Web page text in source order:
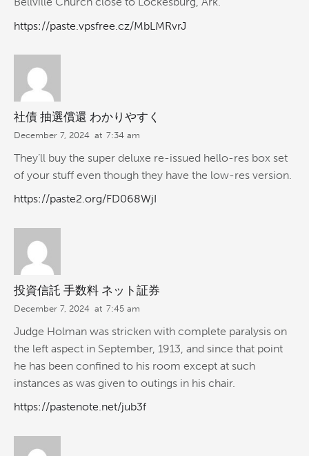
https://paste.vpsfree.cz/MbLMRvrJ
社債 抽選償還 わかりやすく
December 7, 2024 at 7:34 am
They’ll buy the super deluxe re-issued hello-res box set
of your stuff even though they have the low-res version.
https://paste2.org/FD068WjI
投資信託 手数料 ネット証券
December 7, 2024 at 7:45 am
Judge Holman was stricken with complete paralysis on
the left aspect in September, 1913, and since that point
he has been confined to his room except at such
instances as was given to outings in his chair.
https://pastenote.net/jub3f